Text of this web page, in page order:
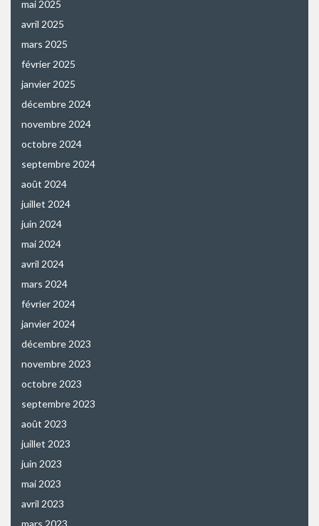
mai 2025
avril 2025
mars 2025
février 2025
janvier 2025
décembre 2024
novembre 2024
octobre 2024
septembre 2024
août 2024
juillet 2024
juin 2024
mai 2024
avril 2024
mars 2024
février 2024
janvier 2024
décembre 2023
novembre 2023
octobre 2023
septembre 2023
août 2023
juillet 2023
juin 2023
mai 2023
avril 2023
mars 2023